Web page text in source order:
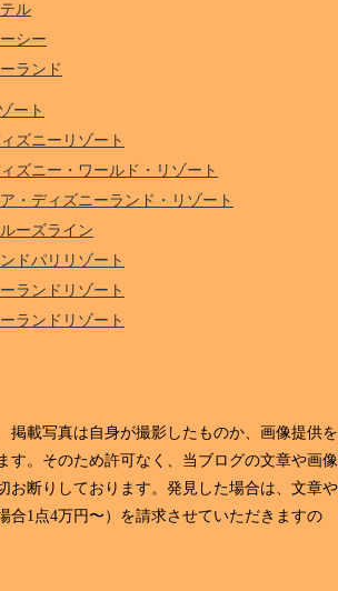
ル
シー
ランド
ート
ズニーリゾート
ズニー・ワールド・リゾート
・ディズニーランド・リゾート
ーズライン
ドパリリゾート
ランドリゾート
ランドリゾート
掲載写真は自身が撮影したものか、画像提供を
す。そのため許可なく、当ブログの文章や画像
お断りしております。発見した場合は、文章や
合1点4万円〜）を請求させていただきますの